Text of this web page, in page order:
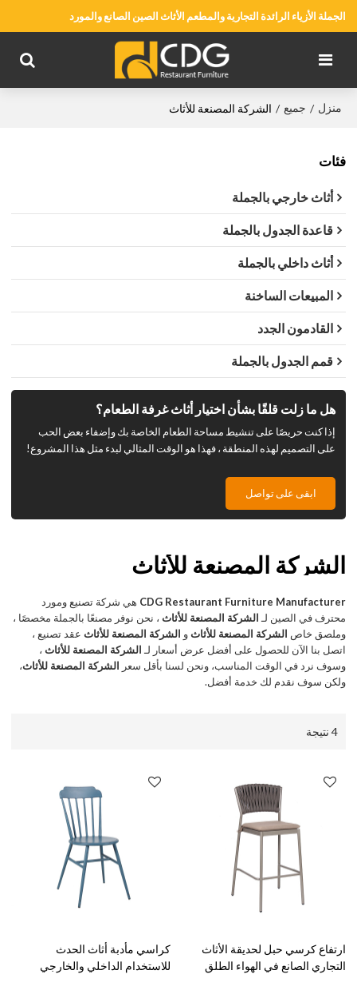
الجملة الأزياء الرائدة التجارية والمطعم الأثاث الصين الصانع والمورد
منزل / جميع / الشركة المصنعة للأثاث
فئات
أثاث خارجي بالجملة
قاعدة الجدول بالجملة
أثاث داخلي بالجملة
المبيعات الساخنة
القادمون الجدد
قمم الجدول بالجملة
هل ما زلت قلقًا بشأن اختيار أثاث غرفة الطعام؟
إذا كنت حريصًا على تنشيط مساحة الطعام الخاصة بك وإضفاء بعض الحب
على التصميم لهذه المنطقة ، فهذا هو الوقت المثالي لبدء مثل هذا المشروع!
ابقى على تواصل
الشركة المصنعة للأثاث
CDG Restaurant Furniture Manufacturer هي شركة تصنيع ومورد
محترف في الصين لـ الشركة المصنعة للأثاث ، نحن نوفر مصنعًا بالجملة مخصصًا ،
وملصق خاص الشركة المصنعة للأثاثو الشركة المصنعة للأثاث عقد تصنيع ،
اتصل بنا الآن للحصول على أفضل عرض أسعار لـ الشركة المصنعة للأثاث ،
وسوف نرد في الوقت المناسب، ونحن لسنا بأقل سعر الشركة المصنعة للأثاث،
ولكن سوف نقدم لك خدمة أفضل.
4 نتيجة
ارتفاع كرسي حبل لحديقة الأثاث
التجاري الصانع في الهواء الطلق
كراسي مأدبة أثاث الحدث
للاستخدام الداخلي والخارجي